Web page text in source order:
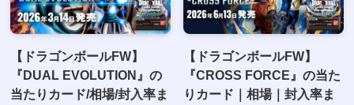
【ドラゴンボールFW】
『DUAL EVOLUTION』の
当たりカード/相場/封入率ま
【ドラゴンボールFW】
『CROSS FORCE』の当た
りカード｜相場｜封入率ま